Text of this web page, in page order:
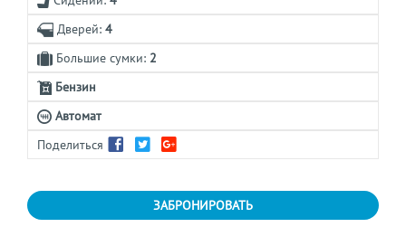
Дверей: 4
Большие сумки: 2
Бензин
Автомат
Поделиться
ЗАБРОНИРОВАТЬ